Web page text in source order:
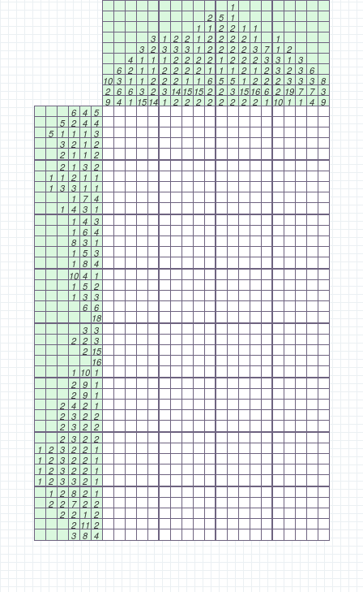
1
2 5
1
1
1 2 2 1
1
3
1 2 2 1 2 2 2 2 1
1
3 2 3 3 3 1 2 2 2 2 3 7 1 2
4
1 1 1 2 2 2 2 1 2 2 2 3 3 1 3
6 2 1 1 2 2 2 2 1 1 1 2 1 2 3 2 3 6
10 3 1 1 2 2 2 1 1 6 5 5 1 2 2 2 3 3 3 8
2 6 6 3 2 3 14 15 15 2 2 3 15 16 6 2 19 7 7 3
9 4 1 15 14 1 2 2 2 2 2 2 2 2 1 10 1 1 4 9
6 4 5
5 2 4 4
5
1 1 1 3
3 2 1 2
2
1 1 2
2
1 3 2
1
1 2 1
1
1 3 3 1
1
1
7 4
1 4 3
1
1 4 3
1 6 4
8 3
1
1 5 3
1 8 4
10 4
1
1 5 2
1 3 3
6 6
18
3 3
2 2 3
2 15
16
1 10 1
2 9
1
2 9
1
2 4 2
1
2 3 2 2
2 3 2 2
2 3 2 2
1 2 3 2 2
1
1 2 3 2 2
1
1 2 3 2 2
1
1 2 3 3 2
1
1 2 8 2
1
2 2 7 2 2
2 2 1 2
2 11 2
3 8 4